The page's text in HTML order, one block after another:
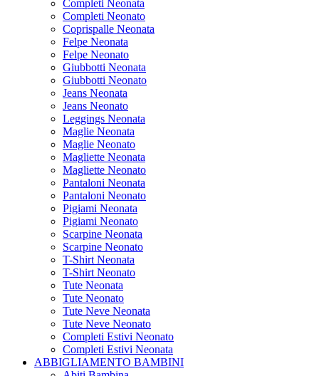
Completi Neonata
Completi Neonato
Coprispalle Neonata
Felpe Neonata
Felpe Neonato
Giubbotti Neonata
Giubbotti Neonato
Jeans Neonata
Jeans Neonato
Leggings Neonata
Maglie Neonata
Maglie Neonato
Magliette Neonata
Magliette Neonato
Pantaloni Neonata
Pantaloni Neonato
Pigiami Neonata
Pigiami Neonato
Scarpine Neonata
Scarpine Neonato
T-Shirt Neonata
T-Shirt Neonato
Tute Neonata
Tute Neonato
Tute Neve Neonata
Tute Neve Neonato
Completi Estivi Neonato
Completi Estivi Neonata
ABBIGLIAMENTO BAMBINI